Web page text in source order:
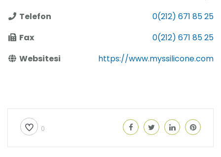
Telefon
0(212) 671 85 25
Fax
0(212) 671 85 25
Websitesi
https://www.myssilicone.com
0